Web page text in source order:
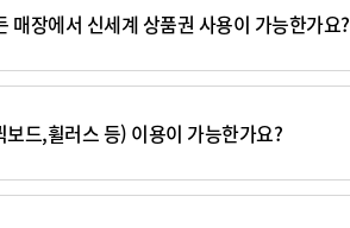
매장에서 신세계 상품권 사용이 가능한가요?
드,휠러스 등) 이용이 가능한가요?